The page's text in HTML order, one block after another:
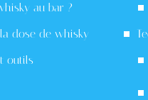
au bar ?
dose de whisky
outils